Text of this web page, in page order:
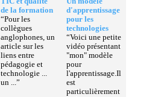
de la formation
“Pour les
collègues
anglophones, un
article sur les
liens entre
pédagogie et
technologie ...
un ...”
d'apprentissage
pour les
technologies
“Voici une petite
vidéo présentant
"mon" modèle
pour
l'apprentissage.Il
est
particulièrement